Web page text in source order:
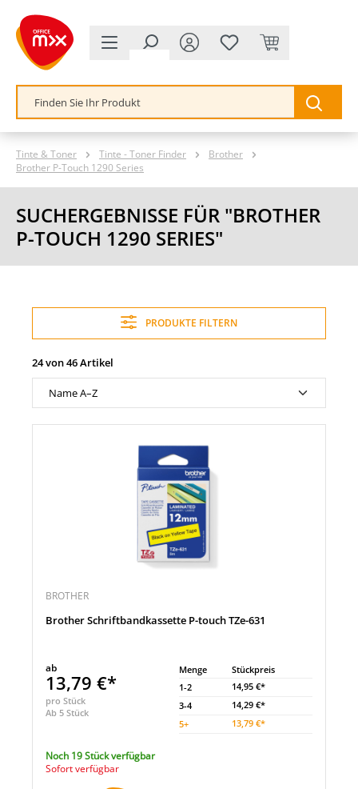
springen
Tinte & Toner Tinte - Toner Finder
Brother
Brother P-Touch 1290 Series
SUCHERGEBNISSE FÜR "BROTHER
P-TOUCH 1290 SERIES"
PRODUKTE FILTERN
24 von 46 Artikel
BROTHER
Brother Schriftbandkassette P-touch TZe-631
ab
13,79 €*
pro Stück
Ab 5 Stück
Menge
Stückpreis
1-2
14,95 €*
3-4
14,29 €*
5+ 13,79 €*
Noch 19 Stück verfügbar
Sofort verfügbar